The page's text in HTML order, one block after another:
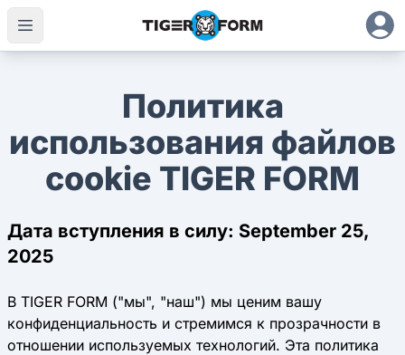
Политика
использования файлов
cookie TIGER FORM
Дата вступления в силу: September 25,
2025
В TIGER FORM ("мы", "наш") мы ценим вашу
конфиденциальность и стремимся к прозрачности в
отношении используемых технологий. Эта политика